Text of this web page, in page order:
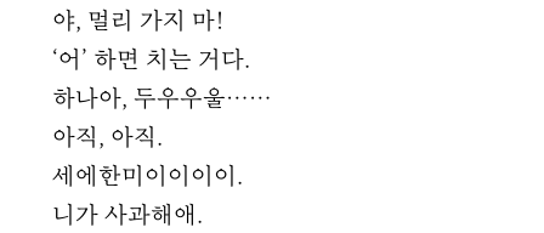
야, 멀리 가지 마!
‘어’ 하면 치는 거다.
하나아, 두우우울……
아직, 아직.
세에한미이이이이.
니가 사과해애.